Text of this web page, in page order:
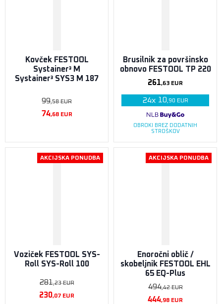
Kovček FESTOOL
Systainer³ M
Systainer³ SYS3 M 187
99,58EUR
74,68EUR
Brusilnik za površinsko
obnovo FESTOOL TP 220
261,63 EUR
24x 10,90 EUR
OBROKI BREZ DODATNIH
STROŠKOV
AKCIJSKA PONUDBA
Voziček FESTOOL SYS-
Roll SYS-Roll 100
281,23EUR
230,07 EUR
AKCIJSKA PONUDBA
Enoročni oblič /
skobeljnik FESTOOL EHL
65 EQ-Plus
494,42EUR
444,98 EUR